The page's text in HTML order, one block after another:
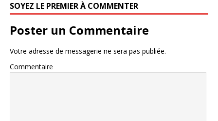
SOYEZ LE PREMIER À COMMENTER
Poster un Commentaire
Votre adresse de messagerie ne sera pas publiée.
Commentaire